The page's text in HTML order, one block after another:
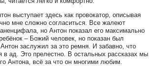
выступает здесь как провокатор, описывая
мне сложно согласиться. Все жалеют
но Антон показал его максимально
– Божий человек, но показан был
заслужил за это ремня. И забавно, что
в ад. Это прелестно. В остальных рассказах мы
Антона, всё за что он многими любим.